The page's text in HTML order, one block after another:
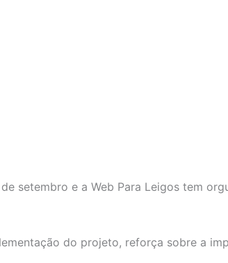
setembro e a Web Para Leigos tem
do projeto, reforça sobre a